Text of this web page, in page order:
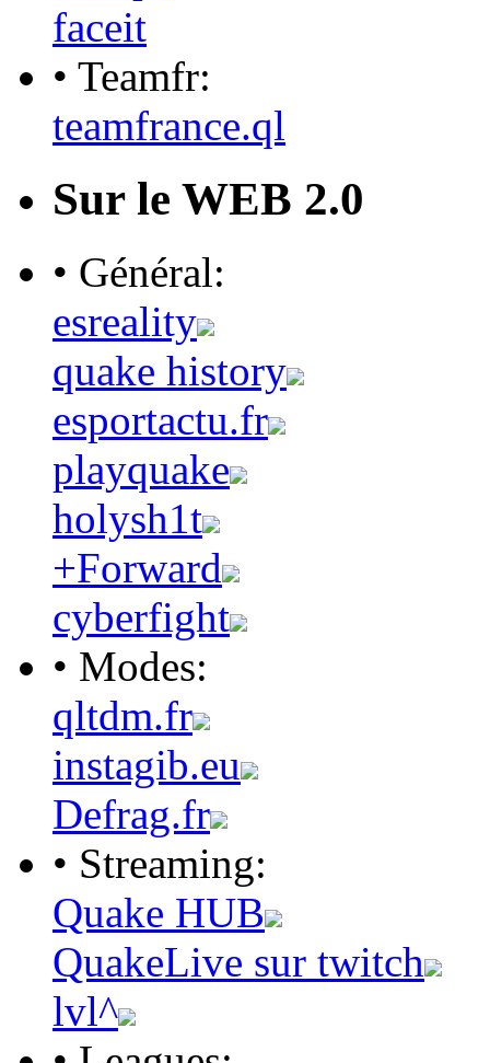
faceit
• Teamfr:
teamfrance.ql
Sur le WEB 2.0
• Général:
esreality
quake history
esportactu.fr
playquake
holysh1t
+Forward
cyberfight
• Modes:
qltdm.fr
instagib.eu
Defrag.fr
• Streaming:
Quake HUB
QuakeLive sur twitch
lvl^